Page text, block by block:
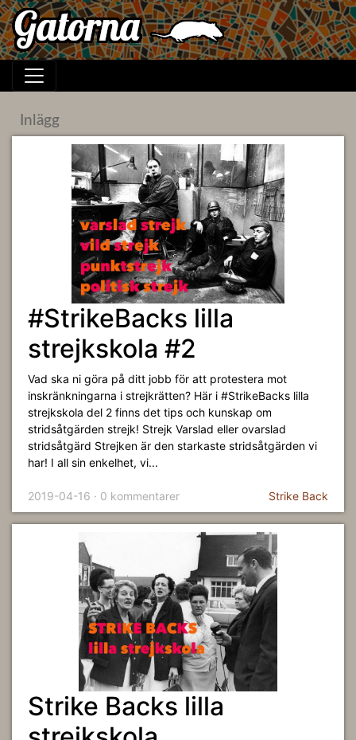
Inlägg
#StrikeBacks lilla
strejkskola #2
Vad ska ni göra på ditt jobb för att protestera mot
inskränkningarna i strejkrätten? Här i #StrikeBacks lilla
strejkskola del 2 finns det tips och kunskap om
stridsåtgärden strejk! Strejk Varslad eller ovarslad
stridsåtgärd Strejken är den starkaste stridsåtgärden vi
har! I all sin enkelhet, vi...
2019-04-16 · 0 kommentarer Strike Back
Strike Backs lilla